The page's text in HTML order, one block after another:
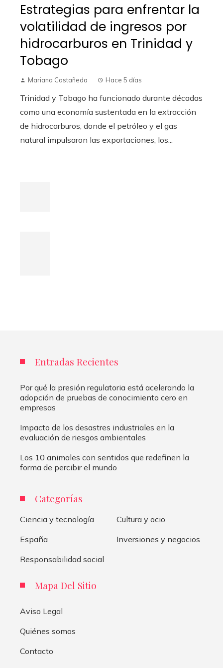
Estrategias para enfrentar la
volatilidad de ingresos por
hidrocarburos en Trinidad y
Tobago
Mariana Castañeda Hace 5 días
Trinidad y Tobago ha funcionado durante décadas
como una economía sustentada en la extracción
de hidrocarburos, donde el petróleo y el gas
natural impulsaron las exportaciones, los...
Entradas Recientes
Por qué la presión regulatoria está acelerando la
adopción de pruebas de conocimiento cero en
empresas
Impacto de los desastres industriales en la
evaluación de riesgos ambientales
Los 10 animales con sentidos que redefinen la
forma de percibir el mundo
Categorías
Ciencia y tecnología
Cultura y ocio
España
Inversiones y negocios
Responsabilidad social
Mapa Del Sitio
Aviso Legal
Quiénes somos
Contacto